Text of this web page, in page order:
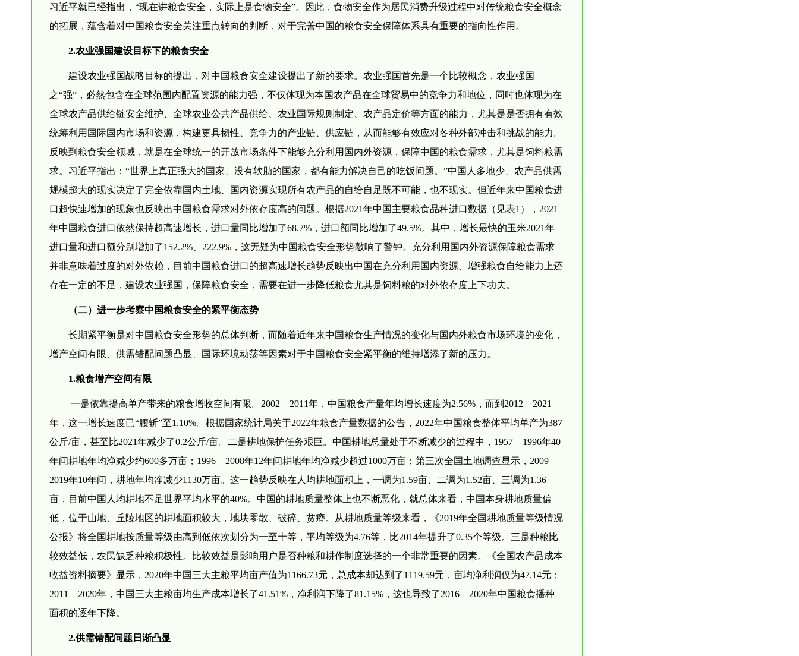
习近平就已经指出，“现在讲粮食安全，实际上是食物安全”。因此，食物安全作为居民消费升级过程中对传统粮食安全概念
的拓展，蕴含着对中国粮食安全关注重点转向的判断，对于完善中国的粮食安全保障体系具有重要的指向性作用。
2.农业强国建设目标下的粮食安全
建设农业强国战略目标的提出，对中国粮食安全建设提出了新的要求。农业强国首先是一个比较概念，农业强国
之“强”，必然包含在全球范围内配置资源的能力强，不仅体现为本国农产品在全球贸易中的竞争力和地位，同时也体现为在
全球农产品供给链安全维护、全球农业公共产品供给、农业国际规则制定、农产品定价等方面的能力，尤其是是否拥有有效
统筹利用国际国内市场和资源，构建更具韧性、竞争力的产业链、供应链，从而能够有效应对各种外部冲击和挑战的能力。
反映到粮食安全领域，就是在全球统一的开放市场条件下能够充分利用国内外资源，保障中国的粮食需求，尤其是饲料粮需
求。习近平指出：“世界上真正强大的国家、没有软肋的国家，都有能力解决自己的吃饭问题。”中国人多地少、农产品供需
规模超大的现实决定了完全依靠国内土地、国内资源实现所有农产品的自给自足既不可能，也不现实。但近年来中国粮食进
口超快速增加的现象也反映出中国粮食需求对外依存度高的问题。根据2021年中国主要粮食品种进口数据（见表1），2021
年中国粮食进口依然保持超高速增长，进口量同比增加了68.7%，进口额同比增加了49.5%。其中，增长最快的玉米2021年
进口量和进口额分别增加了152.2%、222.9%，这无疑为中国粮食安全形势敲响了警钟。充分利用国内外资源保障粮食需求
并非意味着过度的对外依赖，目前中国粮食进口的超高速增长趋势反映出中国在充分利用国内资源、增强粮食自给能力上还
存在一定的不足，建设农业强国，保障粮食安全，需要在进一步降低粮食尤其是饲料粮的对外依存度上下功夫。
（二）进一步考察中国粮食安全的紧平衡态势
长期紧平衡是对中国粮食安全形势的总体判断，而随着近年来中国粮食生产情况的变化与国内外粮食市场环境的变化，
增产空间有限、供需错配问题凸显、国际环境动荡等因素对于中国粮食安全紧平衡的维持增添了新的压力。
1.粮食增产空间有限
一是依靠提高单产带来的粮食增收空间有限。2002—2011年，中国粮食产量年均增长速度为2.56%，而到2012—2021
年，这一增长速度已“腰斩”至1.10%。根据国家统计局关于2022年粮食产量数据的公告，2022年中国粮食整体平均单产为387
公斤/亩，甚至比2021年减少了0.2公斤/亩。二是耕地保护任务艰巨。中国耕地总量处于不断减少的过程中，1957—1996年40
年间耕地年均净减少约600多万亩；1996—2008年12年间耕地年均净减少超过1000万亩；第三次全国土地调查显示，2009—
2019年10年间，耕地年均净减少1130万亩。这一趋势反映在人均耕地面积上，一调为1.59亩、二调为1.52亩、三调为1.36
亩，目前中国人均耕地不足世界平均水平的40%。中国的耕地质量整体上也不断恶化，就总体来看，中国本身耕地质量偏
低，位于山地、丘陵地区的耕地面积较大，地块零散、破碎、贫瘠。从耕地质量等级来看，《2019年全国耕地质量等级情况
公报》将全国耕地按质量等级由高到低依次划分为一至十等，平均等级为4.76等，比2014年提升了0.35个等级。三是种粮比
较效益低，农民缺乏种粮积极性。比较效益是影响用户是否种粮和耕作制度选择的一个非常重要的因素。《全国农产品成本
收益资料摘要》显示，2020年中国三大主粮平均亩产值为1166.73元，总成本却达到了1119.59元，亩均净利润仅为47.14元；
2011—2020年，中国三大主粮亩均生产成本增长了41.51%，净利润下降了81.15%，这也导致了2016—2020年中国粮食播种
面积的逐年下降。
2.供需错配问题日渐凸显